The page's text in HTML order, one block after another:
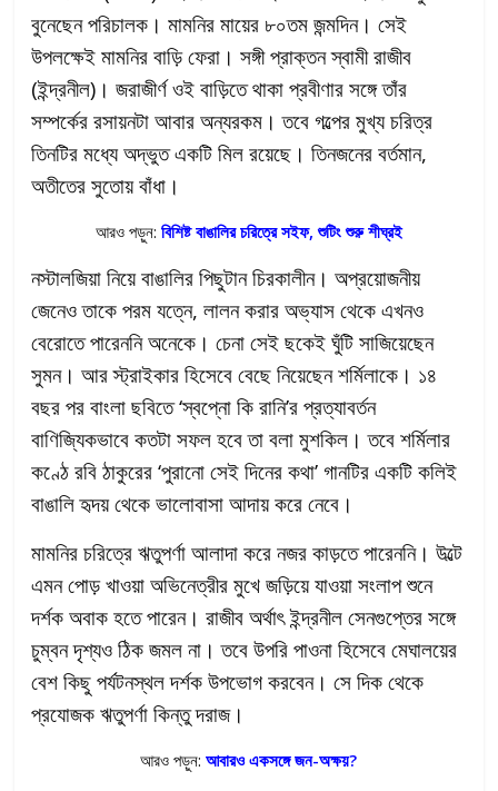
বুনেছেন পরিচালক। মামনির মায়ের ৮০তম জন্মদিন। সেই
উপলক্ষেই মামনির বাড়ি ফেরা। সঙ্গী প্রাক্তন স্বামী রাজীব
(ইন্দ্রনীল)। জরাজীর্ণ ওই বাড়িতে থাকা প্রবীণার সঙ্গে তাঁর
সম্পর্কের রসায়নটা আবার অন্যরকম। তবে গল্পের মুখ্য চরিত্র
তিনটির মধ্যে অদ্ভুত একটি মিল রয়েছে। তিনজনের বর্তমান,
অতীতের সুতোয় বাঁধা।
আরও পড়ুন: বিশিষ্ট বাঙালির চরিত্রে সইফ, শুটিং শুরু শীঘ্রই
নস্টালজিয়া নিয়ে বাঙালির পিছুটান চিরকালীন। অপ্রয়োজনীয়
জেনেও তাকে পরম যত্নে, লালন করার অভ্যাস থেকে এখনও
বেরোতে পারেননি অনেকে। চেনা সেই ছকেই ঘুঁটি সাজিয়েছেন
সুমন। আর স্ট্রাইকার হিসেবে বেছে নিয়েছেন শর্মিলাকে। ১৪
বছর পর বাংলা ছবিতে ‘স্বপ্নো কি রানি’র প্রত্যাবর্তন
বাণিজ্যিকভাবে কতটা সফল হবে তা বলা মুশকিল। তবে শর্মিলার
কণ্ঠে রবি ঠাকুরের ‘পুরানো সেই দিনের কথা’ গানটির একটি কলিই
বাঙালি হৃদয় থেকে ভালোবাসা আদায় করে নেবে।
মামনির চরিত্রে ঋতুপর্ণা আলাদা করে নজর কাড়তে পারেননি। উল্টে
এমন পোড় খাওয়া অভিনেত্রীর মুখে জড়িয়ে যাওয়া সংলাপ শুনে
দর্শক অবাক হতে পারেন। রাজীব অর্থাৎ ইন্দ্রনীল সেনগুপ্তের সঙ্গে
চুম্বন দৃশ্যও ঠিক জমল না। তবে উপরি পাওনা হিসেবে মেঘালয়ের
বেশ কিছু পর্যটনস্থল দর্শক উপভোগ করবেন। সে দিক থেকে
প্রযোজক ঋতুপর্ণা কিন্তু দরাজ।
আরও পড়ুন:আবারও একসঙ্গে জন-অক্ষয়?